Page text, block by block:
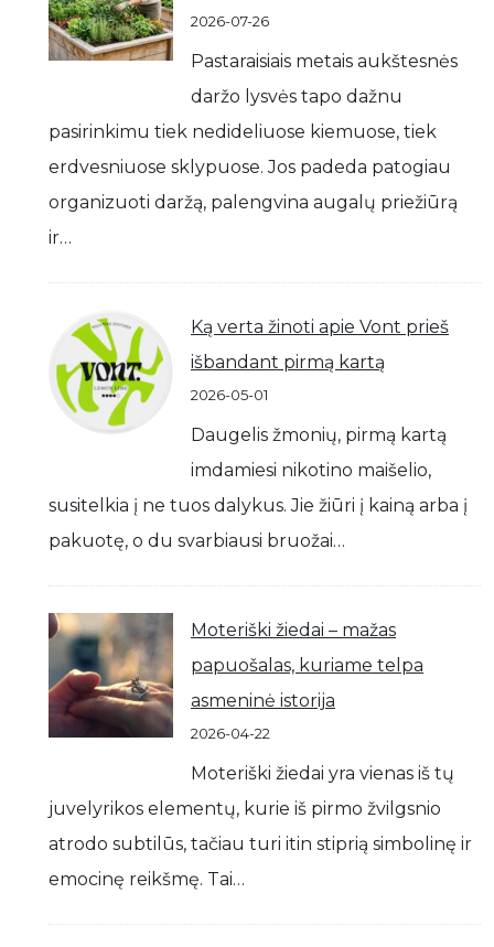
2026-07-26
Pastaraisiais metais aukštesnės
daržo lysvės tapo dažnu
pasirinkimu tiek nedideliuose kiemuose, tiek
erdvesniuose sklypuose. Jos padeda patogiau
organizuoti daržą, palengvina augalų priežiūrą
ir…
Ką verta žinoti apie Vont prieš
išbandant pirmą kartą
2026-05-01
Daugelis žmonių, pirmą kartą
imdamiesi nikotino maišelio,
susitelkia į ne tuos dalykus. Jie žiūri į kainą arba į
pakuotę, o du svarbiausi bruožai…
Moteriški žiedai – mažas
papuošalas, kuriame telpa
asmeninė istorija
2026-04-22
Moteriški žiedai yra vienas iš tų
juvelyrikos elementų, kurie iš pirmo žvilgsnio
atrodo subtilūs, tačiau turi itin stiprią simbolinę ir
emocinę reikšmę. Tai…